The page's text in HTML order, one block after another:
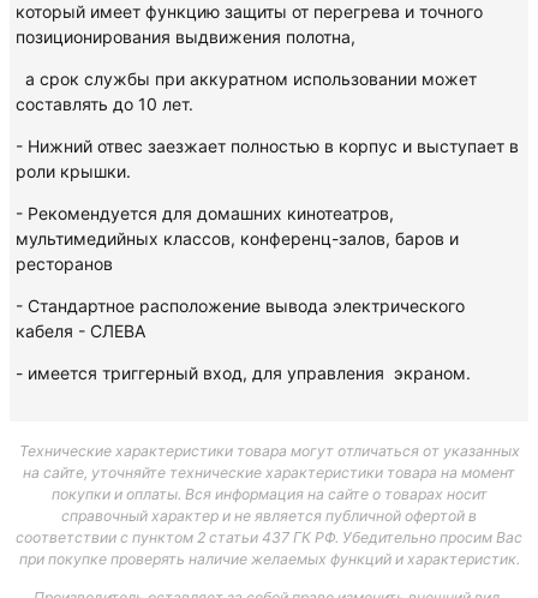
который имеет функцию защиты от перегрева и точного
позиционирования выдвижения полотна,
а срок службы при аккуратном использовании может
составлять до 10 лет.
- Нижний отвес заезжает полностью в корпус и выступает в
роли крышки.
- Рекомендуется для домашних кинотеатров,
мультимедийных классов, конференц-залов, баров и
ресторанов
- Стандартное расположение вывода электрического
кабеля - СЛЕВА
- имеется триггерный вход, для управления экраном.
Технические характеристики товара могут отличаться от указанных
на сайте, уточняйте технические характеристики товара на момент
покупки и оплаты. Вся информация на сайте о товарах носит
справочный характер и не является публичной офертой в
соответствии с пунктом 2 статьи 437 ГК РФ. Убедительно просим Вас
при покупке проверять наличие желаемых функций и характеристик.